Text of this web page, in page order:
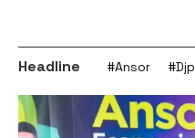
Headline #Ansor #Djp